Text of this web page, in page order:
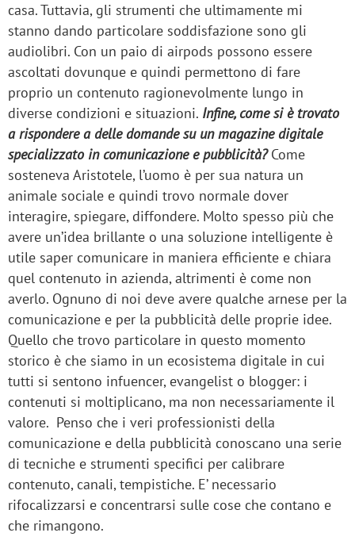
casa. Tuttavia, gli strumenti che ultimamente mi
stanno dando particolare soddisfazione sono gli
audiolibri. Con un paio di airpods possono essere
ascoltati dovunque e quindi permettono di fare
proprio un contenuto ragionevolmente lungo in
diverse condizioni e situazioni. Infine, come si è trovato
a rispondere a delle domande su un magazine digitale
specializzato in comunicazione e pubblicità?Come
sosteneva Aristotele, l’uomo è per sua natura un
animale sociale e quindi trovo normale dover
interagire, spiegare, diffondere. Molto spesso più che
avere un’idea brillante o una soluzione intelligente è
utile saper comunicare in maniera efficiente e chiara
quel contenuto in azienda, altrimenti è come non
averlo. Ognuno di noi deve avere qualche arnese per la
comunicazione e per la pubblicità delle proprie idee.
Quello che trovo particolare in questo momento
storico è che siamo in un ecosistema digitale in cui
tutti si sentono infuencer, evangelist o blogger: i
contenuti si moltiplicano, ma non necessariamente il
valore. Penso che i veri professionisti della
comunicazione e della pubblicità conoscano una serie
di tecniche e strumenti specifici per calibrare
contenuto, canali, tempistiche. E’ necessario
rifocalizzarsi e concentrarsi sulle cose che contano e
che rimangono.